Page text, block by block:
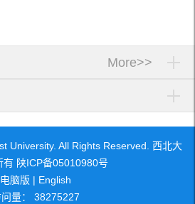
More>>
University. All Rights Reserved. 西北大
有 陕ICP备05010980号
电脑版 | English
量： 38275227